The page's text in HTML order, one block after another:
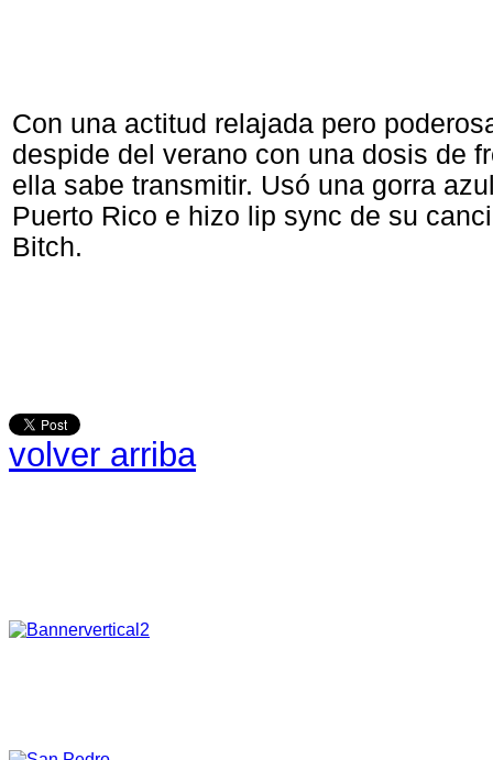
Con una actitud relajada pero
despide del verano con una dosis de
ella sabe transmitir. Usó una gorra
Puerto Rico e hizo lip sync de su
Bitch.
volver arriba